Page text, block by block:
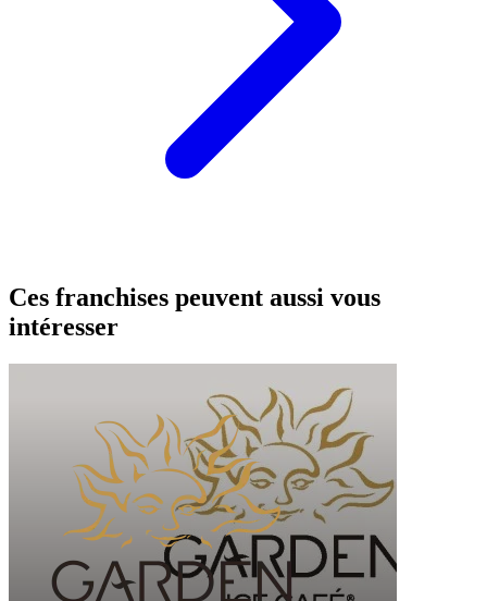
Ces franchises peuvent aussi vous
intéresser